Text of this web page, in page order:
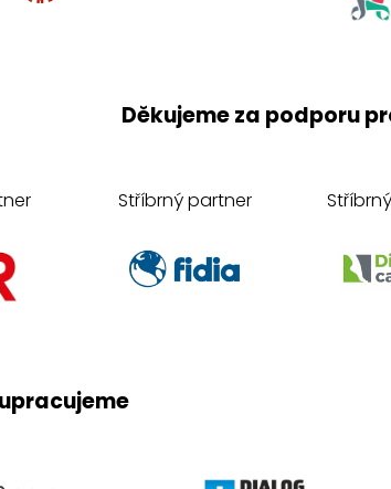
Děkujeme za podporu
Stříbrný partner